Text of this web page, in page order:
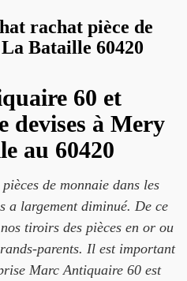
rachat pièce de
Bataille 60420
60 et
devises à Mery
au 60420
de monnaie dans les
a largement diminué. De ce
tiroirs des pièces en or ou
parents. Il est important
Marc Antiquaire 60 est